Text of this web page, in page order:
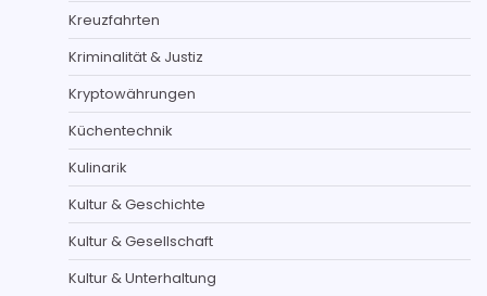
Kreuzfahrten
Kriminalität & Justiz
Kryptowährungen
Küchentechnik
Kulinarik
Kultur & Geschichte
Kultur & Gesellschaft
Kultur & Unterhaltung